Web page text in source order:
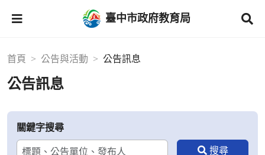
臺中市政府教育局
首頁 公告與活動 公告訊息
公告訊息
關鍵字搜尋